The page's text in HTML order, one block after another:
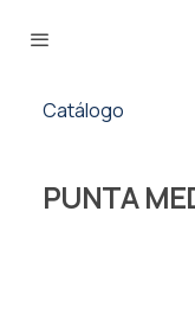
Catálogo
PUNTA